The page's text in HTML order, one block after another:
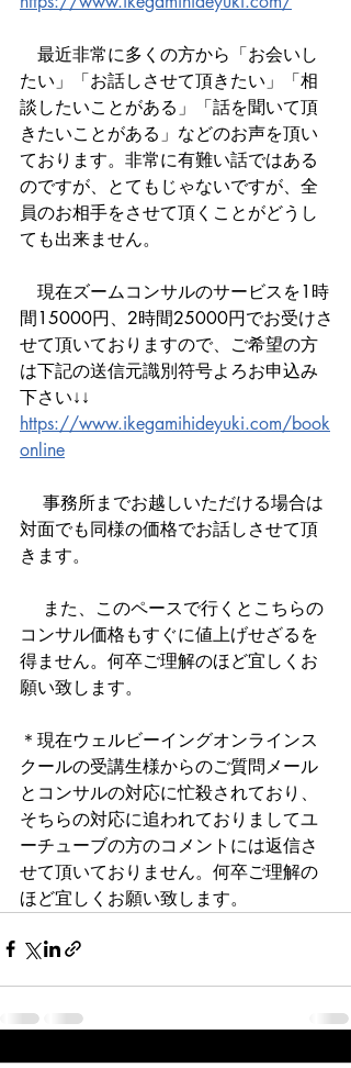
最近非常に多くの方から「お会いし
たい」「お話しさせて頂きたい」「相
談したいことがある」「話を聞いて頂
きたいことがある」などのお声を頂い
ております。非常に有難い話ではある
のですが、とてもじゃないですが、全
員のお相手をさせて頂くことがどうし
ても出来ません。
現在ズームコンサルのサービスを1時
間15000円、2時間25000円でお受けさ
せて頂いておりますので、ご希望の方
は下記の送信元識別符号よろお申込み
下さい↓↓
https://www.ikegamihideyuki.com/book
online
対面でも同様の価格でお話しさせて頂
きます。
コンサル価格もすぐに値上げせざるを
得ません。何卒ご理解のほど宜しくお
願い致します。
＊現在ウェルビーイングオンラインス
クールの受講生様からのご質問メール
とコンサルの対応に忙殺されており、
そちらの対応に追われておりましてユ
ーチューブの方のコメントには返信さ
せて頂いておりません。何卒ご理解の
ほど宜しくお願い致します。